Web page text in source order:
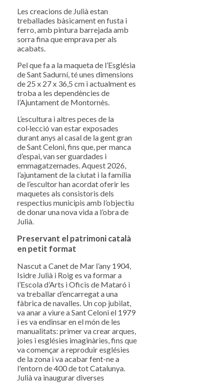
Les creacions de Julià estan
treballades bàsicament en fusta i
ferro, amb pintura barrejada amb
sorra fina que emprava per als
acabats.
Pel que fa a la maqueta de l’Església
de Sant Sadurní, té unes dimensions
de 25 x 27 x 36,5 cm i actualment es
troba a les dependències de
l’Ajuntament de Montornès.
L’escultura i altres peces de la
col·lecció van estar exposades
durant anys al casal de la gent gran
de Sant Celoni, fins que, per manca
d’espai, van ser guardades i
emmagatzemades. Aquest 2026,
l’ajuntament de la ciutat i la família
de l’escultor han acordat oferir les
maquetes als consistoris dels
respectius municipis amb l’objectiu
de donar una nova vida a l’obra de
Julià.
Preservant el patrimoni català
en petit format
Nascut a Canet de Mar l’any 1904,
Isidre Julià i Roig es va formar a
l’Escola d’Arts i Oficis de Mataró i
va treballar d’encarregat a una
fàbrica de navalles. Un cop jubilat,
va anar a viure a Sant Celoni el 1979
i es va endinsar en el món de les
manualitats: primer va crear arques,
joies i esglésies imaginàries, fins que
va començar a reproduir esglésies
de la zona i va acabar fent-ne a
l'entorn de 400 de tot Catalunya.
Julià va inaugurar diverses